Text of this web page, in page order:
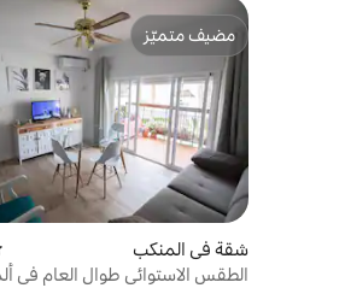
مضيف متميّز
مضيف متميّز
شقة في المنكب
الطقس الاستوائي طوال العام في